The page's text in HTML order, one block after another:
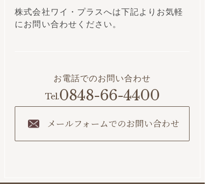
株式会社ワイ・プラスへは下記よりお気軽
にお問い合わせください。
お電話でのお問い合わせ
0848-66-4400
メールフォームでのお問い合わせ